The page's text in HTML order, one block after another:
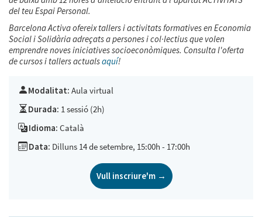
del teu Espai Personal.
Barcelona Activa ofereix tallers i activitats formatives en Economia
Social i Solidària adreçats a persones i col·lectius que volen
emprendre noves iniciatives socioeconòmiques. Consulta l'oferta
de cursos i tallers actualsaquí!
Modalitat: Aula virtual
Durada: 1 sessió (2h)
Idioma: Català
Data: Dilluns 14 de setembre, 15:00h - 17:00h
Vull inscriure'm →